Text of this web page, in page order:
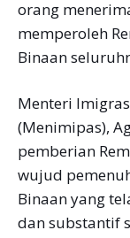
orang
memperoleh
Binaan
Menteri
(Menimipas),
pemberian
wujud
Binaan yang
dan substantif